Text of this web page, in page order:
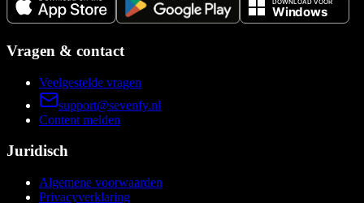
Vragen & contact
Veelgestelde vragen
support@sevenfy.nl
Content melden
Juridisch
Algemene voorwaarden
Privacyverklaring